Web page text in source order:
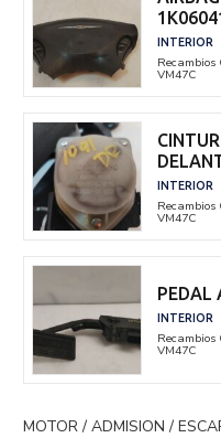
INTERIOR
Recambios
VM47C
INTERIOR
Recambios
VM47C
PEDAL
INTERIOR
Recambios
VM47C
MOTOR / ADMISION /